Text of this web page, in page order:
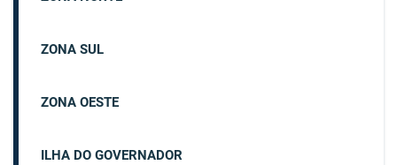
ZONA SUL
ZONA OESTE
ILHA DO GOVERNADOR